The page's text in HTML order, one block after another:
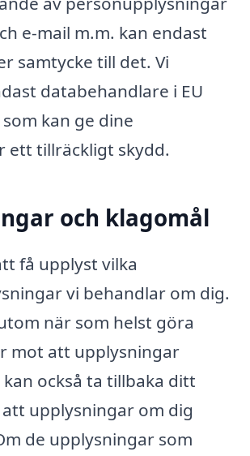
e-mail m.m. kan endast
samtycke till det. Vi
databehandlare i EU
kan ge dine
ett tillräckligt skydd.
och klagomål
få upplyst vilka
vi behandlar om dig.
när som helst göra
mot att upplysningar
också ta tillbaka ditt
upplysningar om dig
de upplysningar som